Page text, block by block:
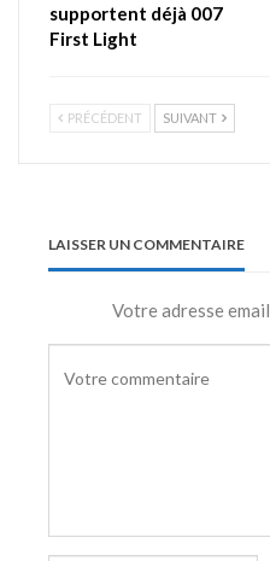
supportent déjà 007
First Light
PRÉCÉDENT SUIVANT
LAISSER UN COMMENTAIRE
Votre adresse